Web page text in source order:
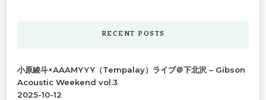
す
か
RECENT POSTS
小原綾斗×AAAMYYY（Tempalay）ライブ＠下北沢 – Gibson
Acoustic Weekend vol.3
2025-10-12